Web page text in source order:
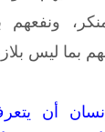
ونفعهم
بما ليس
أن